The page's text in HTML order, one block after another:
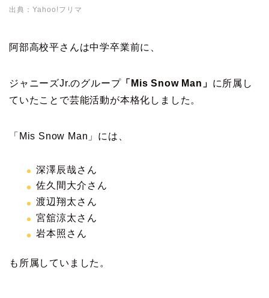
出典：Yahoo!フリマ
阿部高校平さんは中学卒業前に、
ジャニーズJr.のグループ「Mis Snow Man」 に所属し
ていたことで芸能活動が本格化しました。
「Mis Snow Man」には、
深澤辰哉さん
佐久間大介さん
渡辺翔太さん
宮舘涼太さん
岩本照さん
も所属していました。